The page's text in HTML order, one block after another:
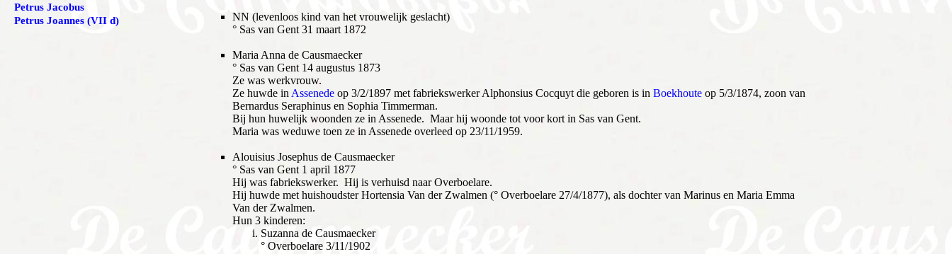
NN (levenloos kind van het vrouwelijk geslacht)
° Sas van Gent 31 maart 1872
Maria Anna de Causmaecker
° Sas van Gent 14 augustus 1873
Ze was werkvrouw.
Ze huwde in Assenede op 3/2/1897 met fabriekswerker Alphonsius Cocquyt die geboren is in Boekhoute op 5/3/1874, zoon van
Bernardus Seraphinus en Sophia Timmerman.
Bij hun huwelijk woonden ze in Assenede. Maar hij woonde tot voor kort in Sas van Gent.
Maria was weduwe toen ze in Assenede overleed op 23/11/1959.
Alouisius Josephus de Causmaecker
° Sas van Gent 1 april 1877
Hij was fabriekswerker. Hij is verhuisd naar Overboelare.
Hij huwde met huishoudster Hortensia Van der Zwalmen (° Overboelare 27/4/1877), als dochter van Marinus en Maria Emma
Van der Zwalmen.
Hun 3 kinderen:
Suzanna de Causmaecker
° Overboelare 3/11/1902
Petrus Jacobus
Petrus Joannes (VII d)